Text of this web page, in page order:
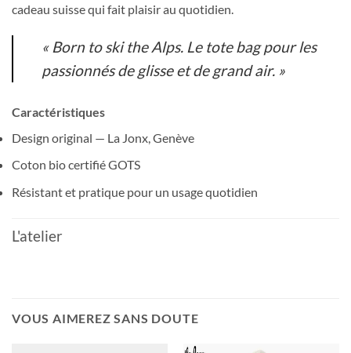
cadeau suisse qui fait plaisir au quotidien.
« Born to ski the Alps. Le tote bag pour les
passionnés de glisse et de grand air. »
Caractéristiques
Design original — La Jonx, Genève
Coton bio certifié GOTS
Résistant et pratique pour un usage quotidien
L'atelier
VOUS AIMEREZ SANS DOUTE